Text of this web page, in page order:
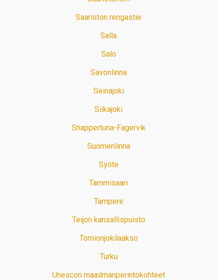
Saariston rengastie
Salla
Salo
Savonlinna
Seinäjoki
Siikajoki
Snappertuna-Fagervik
Suomenlinna
Syöte
Tammisaari
Tampere
Teijon kansallispuisto
Tornionjokilaakso
Turku
Unescon maailmanperintökohteet